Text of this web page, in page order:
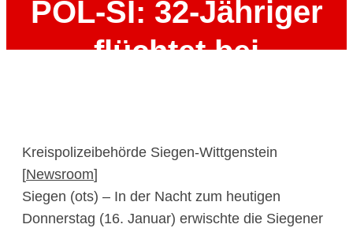
POL-SI: 32-Jähriger
flüchtet bei
Fahrt unter
Drogeneinfluss und
Kreispolizeibehörde Siegen-Wittgenstein
[Newsroom]
Siegen (ots) – In der Nacht zum heutigen
Donnerstag (16. Januar) erwischte die Siegener